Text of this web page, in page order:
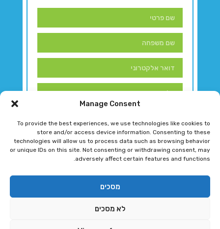
Manage Consent
To provide the best experiences, we use technologies like cookies to
store and/or access device information. Consenting to these
technologies will allow us to process data such as browsing behavior
or unique IDs on this site. Not consenting or withdrawing consent, may
adversely affect certain features and functions.
מסכים
לא מסכים